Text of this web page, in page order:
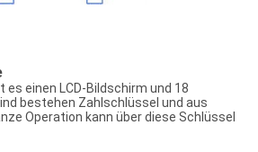
einen LCD-Bildschirm und 18
bestehen Zahlschlüssel und aus
Operation kann über diese Schlüssel